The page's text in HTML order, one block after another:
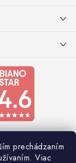
prechádzaním
Viac